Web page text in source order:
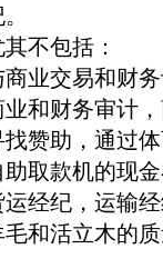
不包括：
业交易和财务
业和财务审计
赞助，通过体
取款机的现金
经纪，运输经
和活立木的质